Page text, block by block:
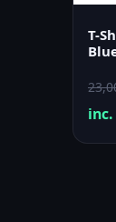
T-
inc.